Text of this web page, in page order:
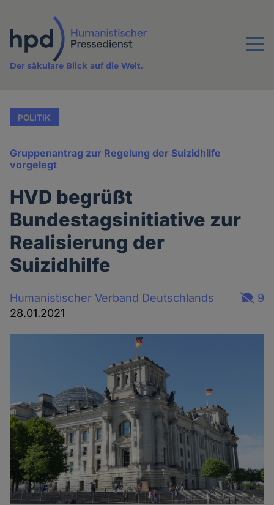
Inhalt
Menu
Der säkulare Blick auf die Welt.
POLITIK
Gruppenantrag zur Regelung der Suizidhilfe
vorgelegt
HVD begrüßt
Bundestagsinitiative zur
Realisierung der
Suizidhilfe
Humanistischer Verband Deutschlands
28.01.2021
9